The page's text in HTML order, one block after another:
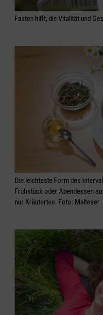
Fasten hilft, die Vitalität und
Die leichteste Form des
Frühstück oder Abendessen
nur Kräutertee. Foto: Malteser